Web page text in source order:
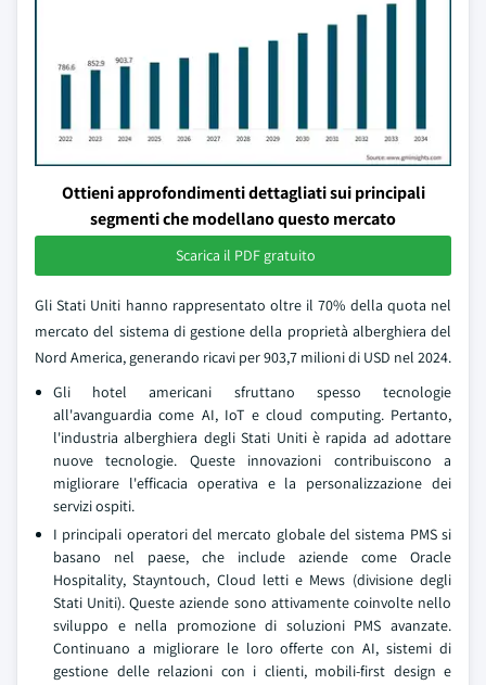
Ottieni approfondimenti dettagliati sui principali
segmenti che modellano questo mercato
Scarica il PDF gratuito
Gli Stati Uniti hanno rappresentato oltre il 70% della quota nel
mercato del sistema di gestione della proprietà alberghiera del
Nord America, generando ricavi per 903,7 milioni di USD nel 2024.
Gli hotel americani sfruttano spesso tecnologie
all'avanguardia come AI, IoT e cloud computing. Pertanto,
l'industria alberghiera degli Stati Uniti è rapida ad adottare
nuove tecnologie. Queste innovazioni contribuiscono a
migliorare l'efficacia operativa e la personalizzazione dei
servizi ospiti.
I principali operatori del mercato globale del sistema PMS si
basano nel paese, che include aziende come Oracle
Hospitality, Stayntouch, Cloud letti e Mews (divisione degli
Stati Uniti). Queste aziende sono attivamente coinvolte nello
sviluppo e nella promozione di soluzioni PMS avanzate.
Continuano a migliorare le loro offerte con AI, sistemi di
gestione delle relazioni con i clienti, mobili-first design e